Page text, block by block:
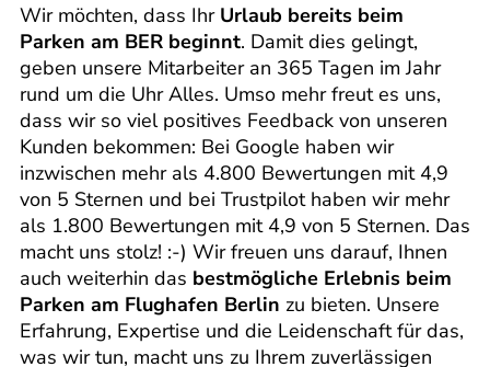
Wir möchten, dass Ihr Urlaub bereits beim
Parken am BER beginnt. Damit dies gelingt,
geben unsere Mitarbeiter an 365 Tagen im Jahr
rund um die Uhr Alles. Umso mehr freut es uns,
dass wir so viel positives Feedback von unseren
Kunden bekommen: Bei Google haben wir
inzwischen mehr als 4.800 Bewertungen mit 4,9
von 5 Sternen und bei Trustpilot haben wir mehr
als 1.800 Bewertungen mit 4,9 von 5 Sternen. Das
macht uns stolz! :-) Wir freuen uns darauf, Ihnen
auch weiterhin das bestmögliche Erlebnis beim
Parken am Flughafen Berlin zu bieten. Unsere
Erfahrung, Expertise und die Leidenschaft für das,
was wir tun, macht uns zu Ihrem zuverlässigen